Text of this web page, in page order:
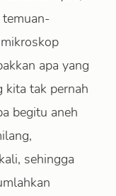
apa yang
kita tak pernah
begitu aneh
sehingga